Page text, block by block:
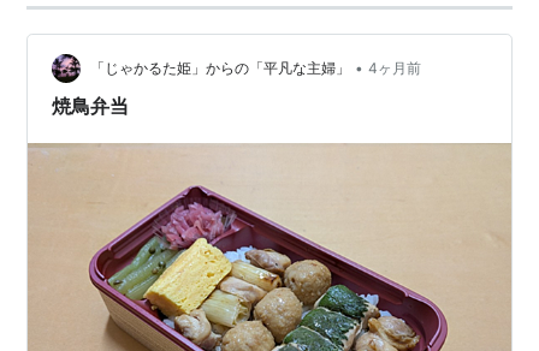
「じゃかるた姫」からの「平凡な主婦」 • 4ヶ月前
焼鳥弁当